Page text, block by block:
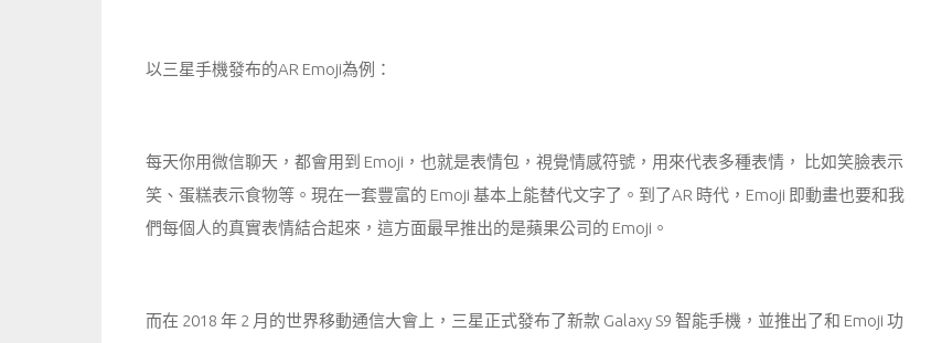
以三星手機發布的AR Emoji為例：
每天你用微信聊天，都會用到 Emoji，也就是表情包，視覺情感符號，用來代表多種表情， 比如笑臉表示
笑、蛋糕表示食物等。現在一套豐富的 Emoji 基本上能替代文字了。到了AR 時代，Emoji 即動畫也要和我
們每個人的真實表情結合起來，這方面最早推出的是蘋果公司的 Emoji。
而在 2018 年 2 月的世界移動通信大會上，三星正式發布了新款 Galaxy S9 智能手機，並推出了和 Emoji 功